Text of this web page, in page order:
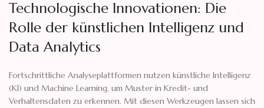
Technologische Innovationen: Die
Rolle der künstlichen Intelligenz und
Data Analytics
Fortschrittliche Analyseplattformen nutzen künstliche Intelligenz
(KI) und Machine Learning, um Muster in Kredit- und
Verhaltensdaten zu erkennen. Mit diesen Werkzeugen lassen sich